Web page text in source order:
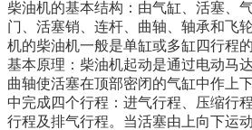
柴油机的基本结构：由气缸、活塞、
门、活塞销、连杆、曲轴、轴承和飞
机的柴油机一般是单缸或多缸四行程
基本原理：柴油机起动是通过电动马
曲轴使活塞在顶部密闭的气缸中作上
中完成四个行程：进气行程、压缩行
行程及排气行程。当活塞由上向下运